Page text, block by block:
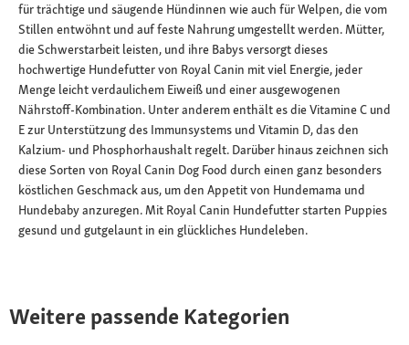
für trächtige und säugende Hündinnen wie auch für Welpen, die vom
Stillen entwöhnt und auf feste Nahrung umgestellt werden. Mütter,
die Schwerstarbeit leisten, und ihre Babys versorgt dieses
hochwertige Hundefutter von Royal Canin mit viel Energie, jeder
Menge leicht verdaulichem Eiweiß und einer ausgewogenen
Nährstoff-Kombination. Unter anderem enthält es die Vitamine C und
E zur Unterstützung des Immunsystems und Vitamin D, das den
Kalzium- und Phosphorhaushalt regelt. Darüber hinaus zeichnen sich
diese Sorten von Royal Canin Dog Food durch einen ganz besonders
köstlichen Geschmack aus, um den Appetit von Hundemama und
Hundebaby anzuregen. Mit Royal Canin Hundefutter starten Puppies
gesund und gutgelaunt in ein glückliches Hundeleben.
Weitere passende Kategorien